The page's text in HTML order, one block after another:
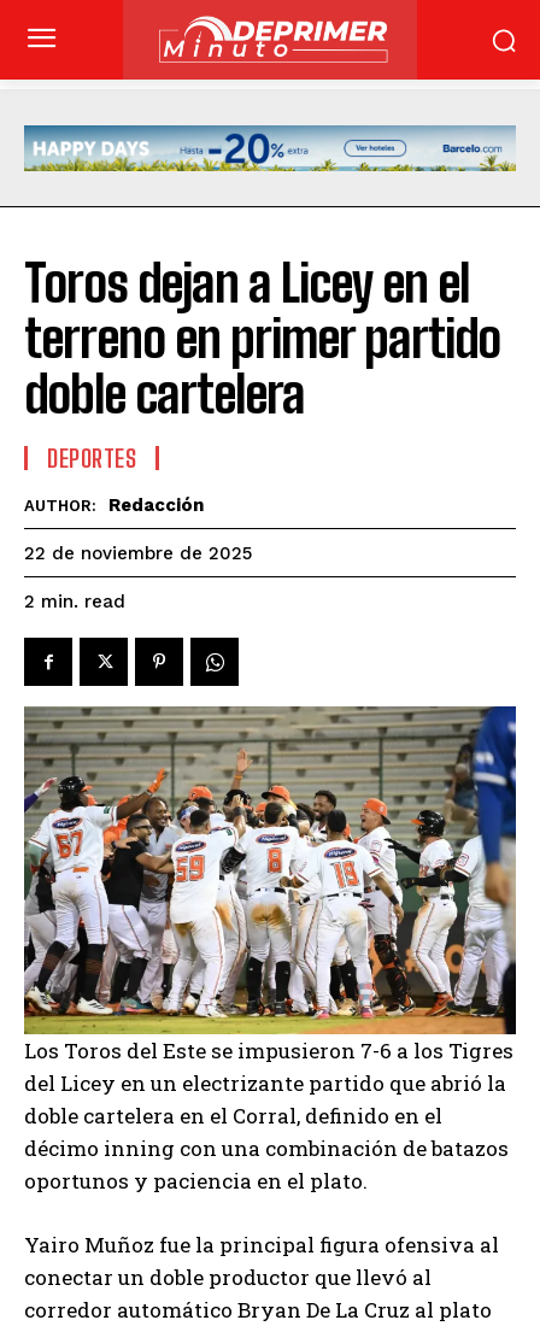
Toros dejan a Licey en el
terreno en primer partido
doble cartelera
DEPORTES
AUTHOR: Redacción
22 de noviembre de 2025
2 min. read
Los Toros del Este se impusieron 7-6 a los Tigres
del Licey en un electrizante partido que abrió la
doble cartelera en el Corral, definido en el
décimo inning con una combinación de batazos
oportunos y paciencia en el plato.
Yairo Muñoz fue la principal figura ofensiva al
conectar un doble productor que llevó al
corredor automático Bryan De La Cruz al plato